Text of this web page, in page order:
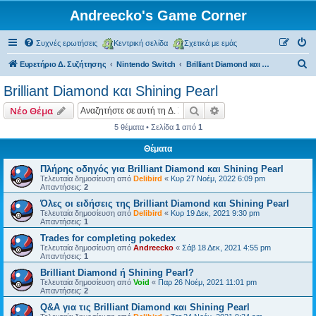
Andreecko's Game Corner
Συχνές ερωτήσεις Κεντρική σελίδα Σχετικά με εμάς
Ευρετήριο Δ. Συζήτησης Nintendo Switch Brilliant Diamond και Shining Pearl
Brilliant Diamond και Shining Pearl
Νέο Θέμα Αναζήτηση
5 θέματα • Σελίδα 1 από 1
Θέματα
Πλήρης οδηγός για Brilliant Diamond και Shining Pearl
Τελευταία δημοσίευση από Delibird « Κυρ 27 Νοέμ, 2022 6:09 pm
Απαντήσεις: 2
Όλες οι ειδήσεις της Brilliant Diamond και Shining Pearl
Τελευταία δημοσίευση από Delibird « Κυρ 19 Δεκ, 2021 9:30 pm
Απαντήσεις: 1
Trades for completing pokedex
Τελευταία δημοσίευση από Andreecko « Σάβ 18 Δεκ, 2021 4:55 pm
Απαντήσεις: 1
Brilliant Diamond ή Shining Pearl?
Τελευταία δημοσίευση από Void « Παρ 26 Νοέμ, 2021 11:01 pm
Απαντήσεις: 2
Q&A για τις Brilliant Diamond και Shining Pearl